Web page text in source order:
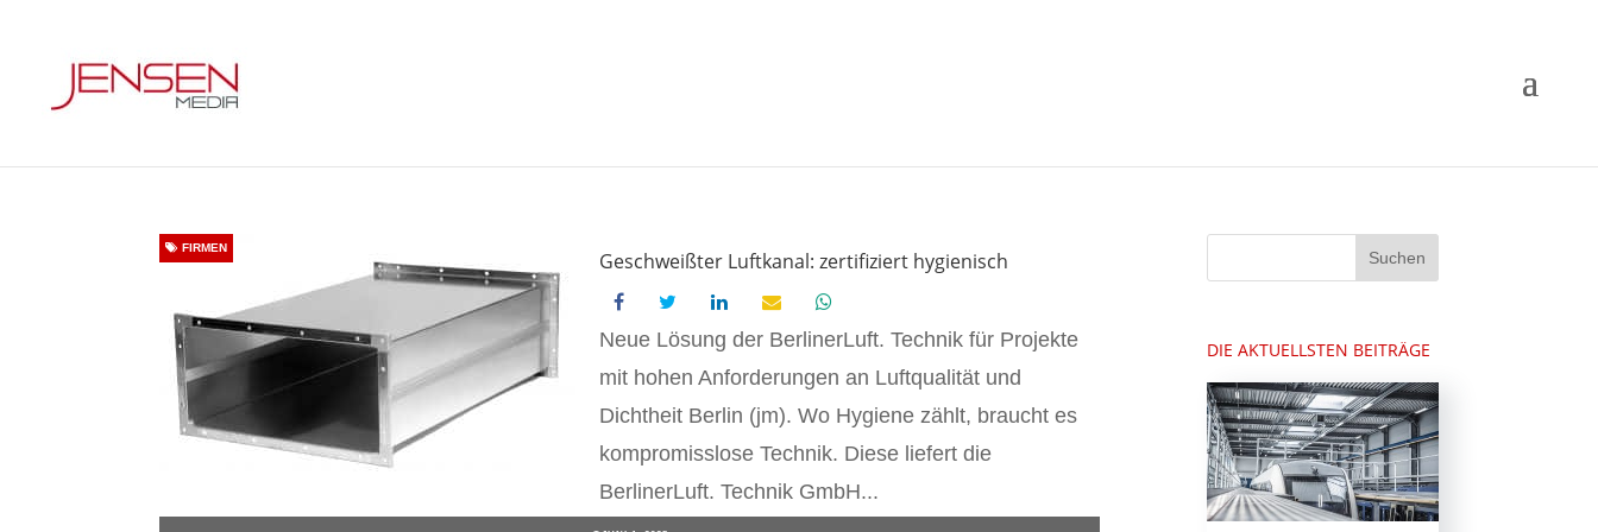
Geschweißter Luftkanal: zertifiziert hygienisch
FIRMEN
Neue Lösung der BerlinerLuft. Technik für Projekte
mit hohen Anforderungen an Luftqualität und
Dichtheit Berlin (jm). Wo Hygiene zählt, braucht es
kompromisslose Technik. Diese liefert die
BerlinerLuft. Technik GmbH...
DIE AKTUELLSTEN BEITRÄGE